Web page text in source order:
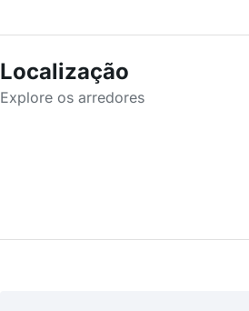
Localização
Explore os arredores